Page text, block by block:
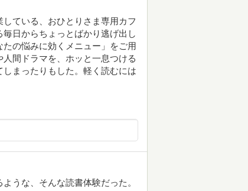
ている、おひとりさま専用カフ
日からちょっとばかり逃げ出し
の悩みに効くメニュー」をご用
間ドラマを、ホッと一息つける
まったりもした。軽く読むには
うな、そんな読書体験だった。